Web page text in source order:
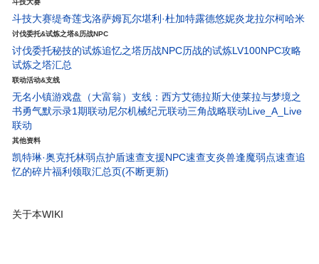
斗技大赛
斗技大赛缇奇莲戈洛萨姆瓦尔堪利·杜加特露德悠妮炎龙拉尔柯哈米
讨伐委托&试炼之塔&历战NPC
讨伐委托秘技的试炼追忆之塔历战NPC历战的试炼LV100NPC攻略
试炼之塔汇总
联动活动&支线
无名小镇游戏盘（大富翁） 支线：西方艾德拉斯大使莱拉与梦境之
书勇气默示录1期联动尼尔机械纪元联动三角战略联动Live_A_Live
联动
其他资料
凯特琳·奥克托林弱点护盾速查支援NPC速查支炎兽逢魔弱点速查追
忆的碎片福利领取汇总页(不断更新)
关于本WIKI